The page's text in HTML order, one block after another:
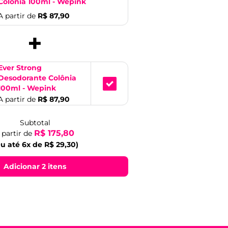
partir de R$ 87,90
+
Strong
Colônia
- Wepink
partir de R$ 87,90
Subtotal
partir de R$ 175,80
até 6x de R$ 29,30)
Adicionar 2 itens